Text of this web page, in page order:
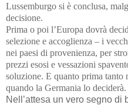
Lussemburgo si è conclusa,
decisione.
Prima o poi l’Europa dovrà
selezione e accoglienza – i
nei paesi di provenienza, per
prezzi esosi e vessazioni
soluzione. E quanto prima tanto
quando la Germania lo deciderà.
Nell’attesa un vero segno di